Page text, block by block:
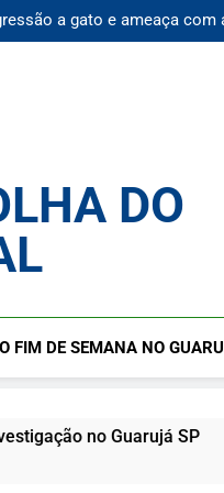
da Enseada Guarujá SP
cultural segue
DO
FIM DE SEMANA NO
Guarujá SP